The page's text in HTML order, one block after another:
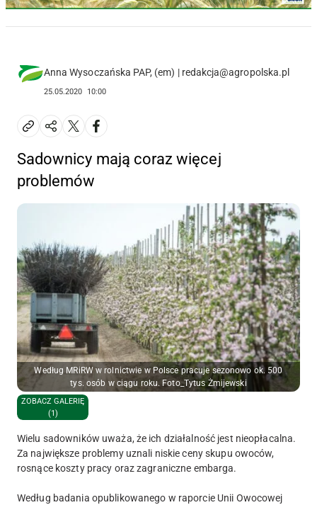
Anna Wysoczańska PAP, (em) | redakcja@agropolska.pl
25.05.2020 10:00
Sadownicy mają coraz więcej
problemów
Według MRiRW w rolnictwie w Polsce pracuje sezonowo ok. 500
tys. osób w ciągu roku. Foto_Tytus Żmijewski
ZOBACZ GALERIĘ
(1)
Wielu sadowników uważa, że ich działalność jest nieopłacalna.
Za największe problemy uznali niskie ceny skupu owoców,
rosnące koszty pracy oraz zagraniczne embarga.
Według badania opublikowanego w raporcie Unii Owocowej